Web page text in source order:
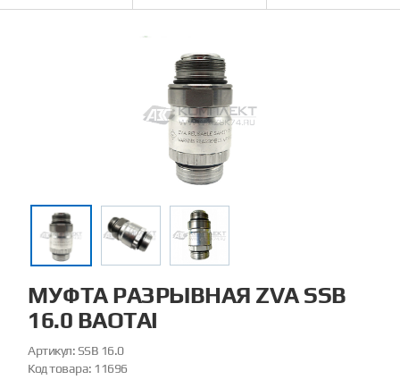
МУФТА РАЗРЫВНАЯ ZVA SSB
16.0 BAOTAI
Артикул: SSB 16.0
Код товара: 11696